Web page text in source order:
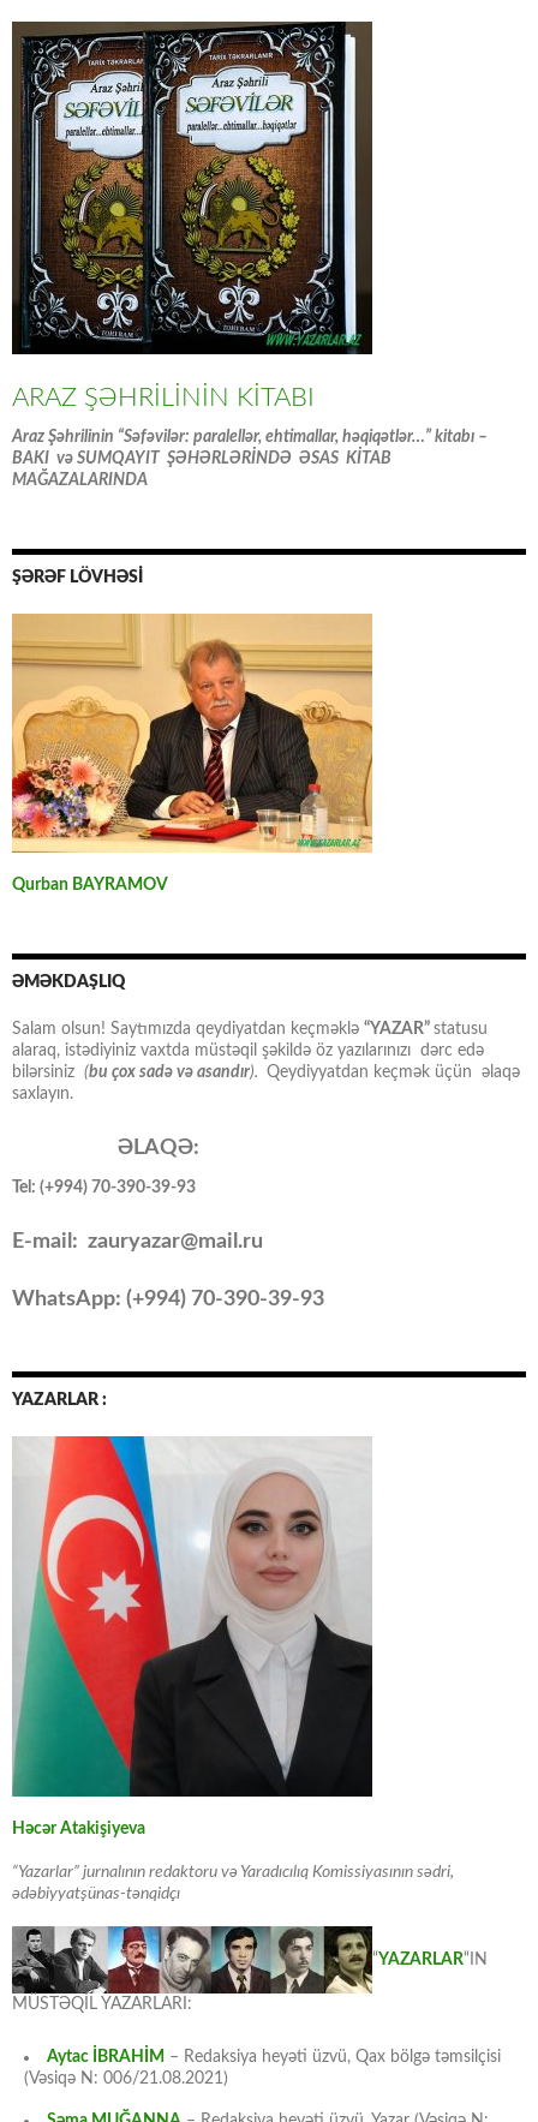
ARAZ ŞƏHRİLİNİN KİTABI
Araz Şəhrilinin “Səfəvilər: paralellər, ehtimallar, həqiqətlər…” kitabı –
BAKI və SUMQAYIT ŞƏHƏRLƏRİNDƏ ƏSAS KİTAB
MAĞAZALARINDA
ŞƏRƏF LÖVHƏSİ
Qurban BAYRAMOV
ƏMƏKDAŞLIQ
Salam olsun! Saytımızda qeydiyatdan keçməklə “YAZAR” statusu
alaraq, istədiyiniz vaxtda müstəqil şəkildə öz yazılarınızı dərc edə
bilərsiniz (bu çox sadə və asandır). Qeydiyyatdan keçmək üçün əlaqə
saxlayın.
ƏLAQƏ:
Tel: (+994) 70-390-39-93
E-mail: zauryazar@mail.ru
WhatsApp: (+994) 70-390-39-93
YAZARLAR :
Həcər Atakişiyeva
“Yazarlar” jurnalının redaktoru və Yaradıcılıq Komissiyasının sədri,
ədəbiyyatşünas-tənqidçı
“YAZARLAR“IN
MÜSTƏQİL YAZARLARI:
Aytac İBRAHİM – Redaksiya heyəti üzvü, Qax bölgə təmsilçisi
(Vəsiqə N: 006/21.08.2021)